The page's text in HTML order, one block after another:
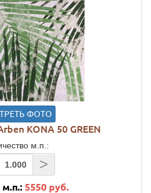
ФОТО
KONA 50 GREEN
м.п.:
>
м.п.: 5550 руб.